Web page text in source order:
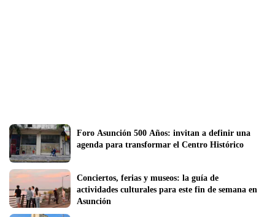
Foro Asunción 500 Años: invitan a definir una
agenda para transformar el Centro Histórico
Conciertos, ferias y museos: la guía de
actividades culturales para este fin de semana en
Asunción